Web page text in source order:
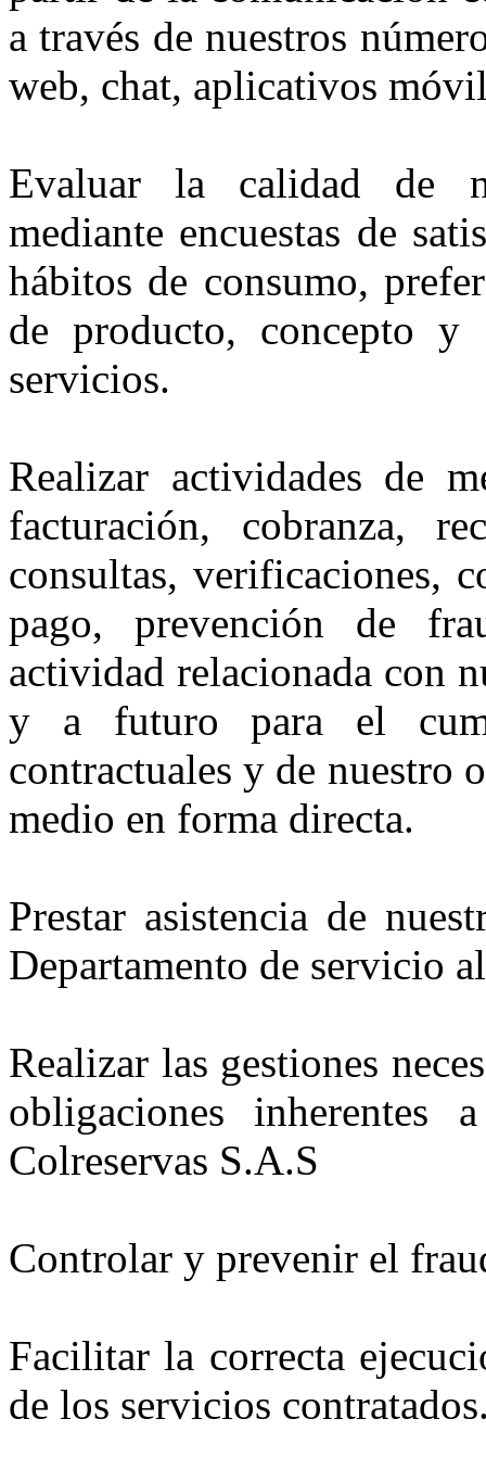
a través de nuestros
web, chat, aplicativos
Evaluar la calidad de
mediante encuestas de
hábitos de consumo,
de producto, concepto y
servicios.
Realizar actividades de
facturación, cobranza,
consultas, verificaciones,
pago, prevención de
actividad relacionada con
y a futuro para el
contractuales y de nuestro
medio en forma directa.
Prestar asistencia de
Departamento de servicio
Realizar las gestiones
obligaciones inherentes
Colreservas S.A.S
Controlar y prevenir el
Facilitar la correcta
de los servicios